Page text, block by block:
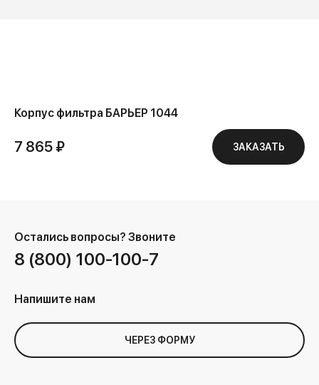
Корпус фильтра БАРЬЕР 1044
7 865 ₽ ЗАКАЗАТЬ
Остались вопросы? Звоните
8 (800) 100-100-7
Напишите нам
ЧЕРЕЗ ФОРМУ